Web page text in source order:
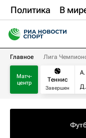
Политика В
Главное Лига
Матч-
центр
Теннис
Завершен
А.